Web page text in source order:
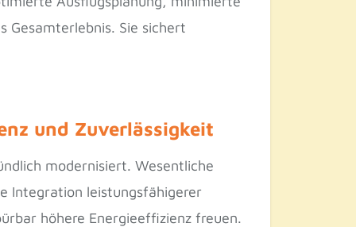
Gesamterlebnis. Sie sichert
und Zuverlässigkeit
modernisiert. Wesentliche
Integration leistungsfähigerer
höhere Energieeffizienz freuen.